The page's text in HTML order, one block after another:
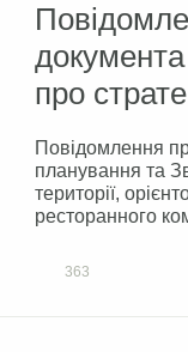
про
Повідомлення
планування та
території,
ресторанного
363